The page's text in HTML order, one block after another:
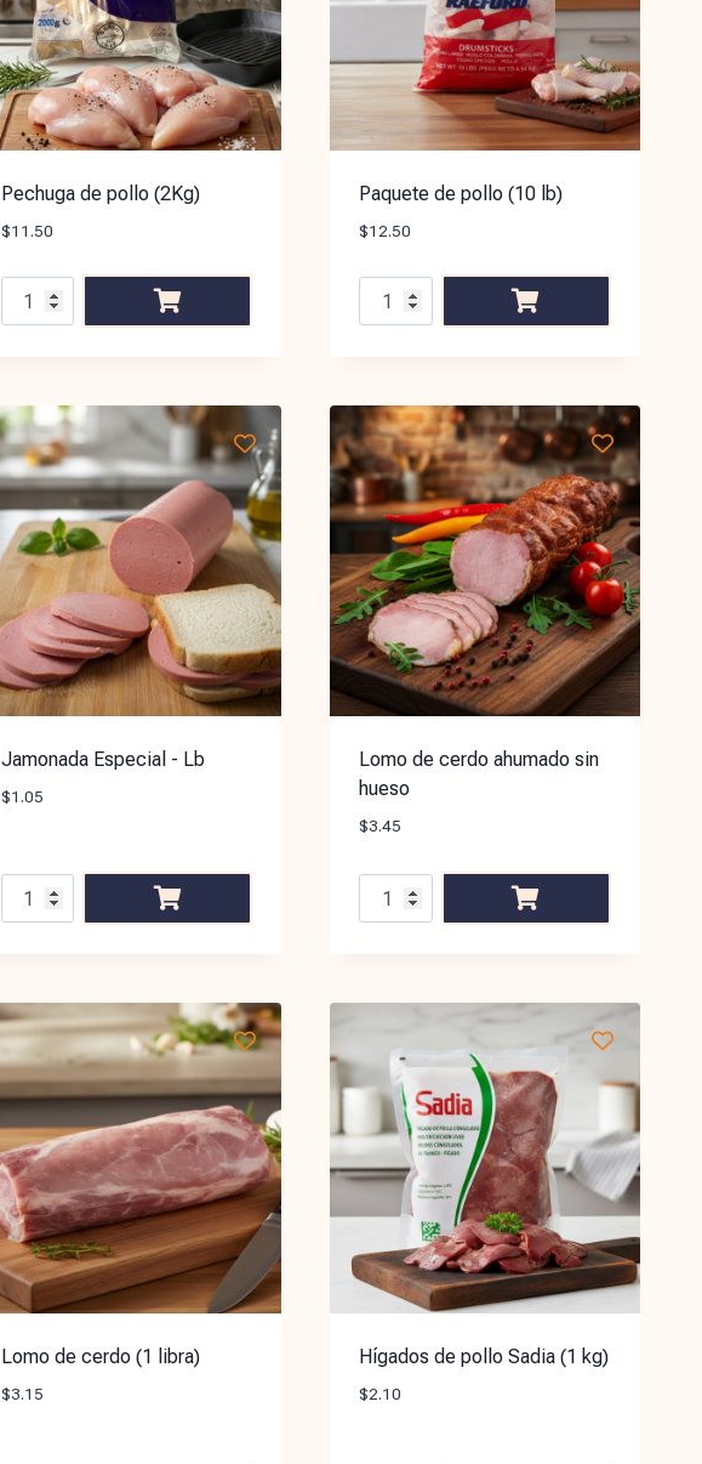
Pechuga de pollo (2Kg)
$11.50
Paquete de pollo (10 lb)
$12.50
Jamonada Especial - Lb
$1.05
Lomo de cerdo ahumado sin
hueso
$3.45
Lomo de cerdo (1 libra)
$3.15
Hígados de pollo Sadia (1 kg)
$2.10